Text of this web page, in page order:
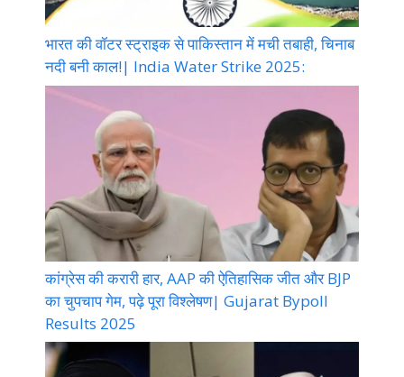
भारत की वॉटर स्ट्राइक से पाकिस्तान में मची तबाही, चिनाब
नदी बनी काल!| India Water Strike 2025:
कांग्रेस की करारी हार, AAP की ऐतिहासिक जीत और BJP
का चुपचाप गेम, पढ़े पूरा विश्लेषण| Gujarat Bypoll
Results 2025